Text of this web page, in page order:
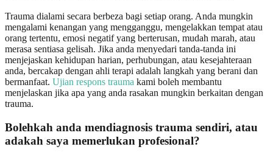
Trauma dialami secara berbeza bagi setiap orang. Anda mungkin
mengalami kenangan yang mengganggu, mengelakkan tempat atau
orang tertentu, emosi negatif yang berterusan, mudah marah, atau
merasa sentiasa gelisah. Jika anda menyedari tanda-tanda ini
menjejaskan kehidupan harian, perhubungan, atau kesejahteraan
anda, bercakap dengan ahli terapi adalah langkah yang berani dan
bermanfaat. Ujian respons trauma kami boleh membantu
menjelaskan jika apa yang anda rasakan mungkin berkaitan dengan
trauma.
Bolehkah anda mendiagnosis trauma sendiri, atau
adakah saya memerlukan profesional?